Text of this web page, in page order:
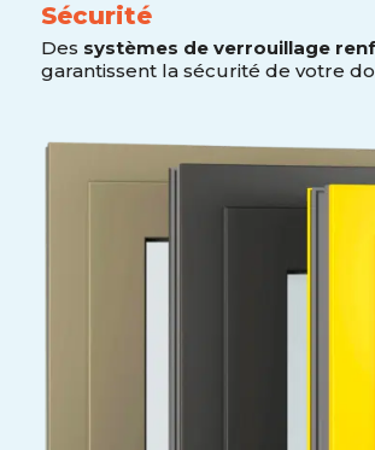
Sécurité
Des systèmes de verrouillage
garantissent la sécurité de votre